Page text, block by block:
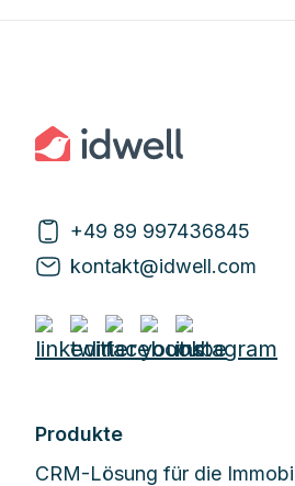
+49 89 997436845
kontakt@idwell.com
Produkte
CRM-Lösung für die